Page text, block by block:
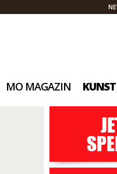
MO MAGAZIN KUNST